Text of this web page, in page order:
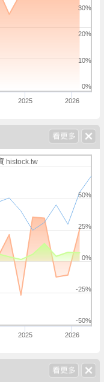
2025 2026
0%
10%
20%
30%
histock.tw
2025 2026
-50%
-25%
0%
25%
50%